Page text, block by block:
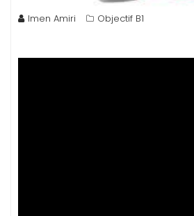
Imen Amiri Objectif B1